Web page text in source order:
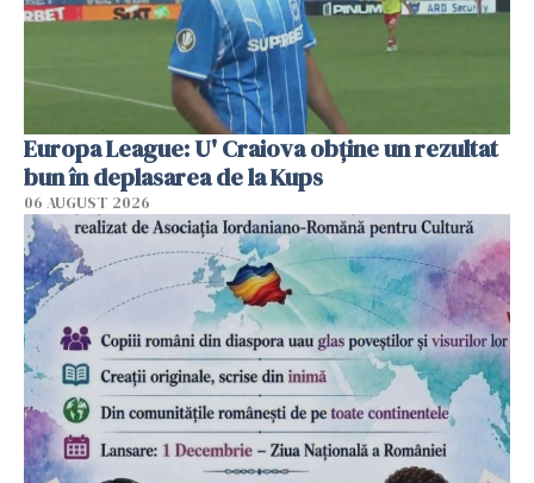
Europa League: U' Craiova obține un rezultat
bun în deplasarea de la Kups
06 AUGUST 2026